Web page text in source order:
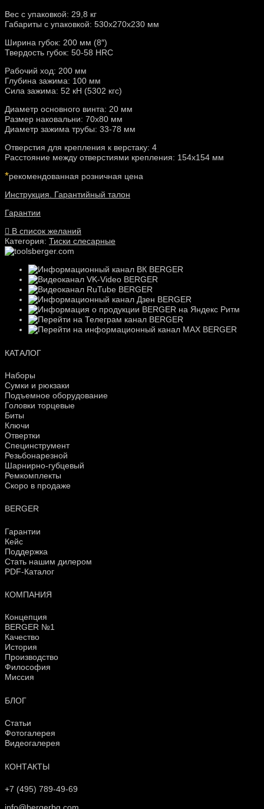
Вес с упаковкой: 29,8 кг
Габариты с упаковкой: 530х270х230 мм
Ширина губок: 200 мм (8″)
Твердость губок: 50-58 HRC
Рабочий ход: 200 мм
Глубина зажима: 100 мм
Сила зажима: 52 кН (5302 кгс)
Диаметр основного винта: 20 мм
Размер наковальни: 70х80 мм
Диаметр зажима трубы: 33-78 мм
Отверстия для крепления к верстаку: 4
Расстояние между отверстиями крепления: 154х154 мм
*рекомендованная розничная цена
Инструкция. Гарантийный талон
Гарантии
В список желаний
Категория: Тиски слесарные
КАТАЛОГ
Наборы
Сумки и рюкзаки
Подъемное оборудование
Головки торцевые
Биты
Ключи
Отвертки
Специнструмент
Резьбонарезной
Шарнирно-губцевый
Ремкомплекты
Скоро в продаже
BERGER
Гарантии
Кейс
Поддержка
Стать нашим дилером
PDF-Каталог
КОМПАНИЯ
Концепция
BERGER №1
Качество
История
Производство
Философия
Миссия
БЛОГ
Статьи
Фотогалерея
Видеогалерея
КОНТАКТЫ
+7 (495) 789-49-69